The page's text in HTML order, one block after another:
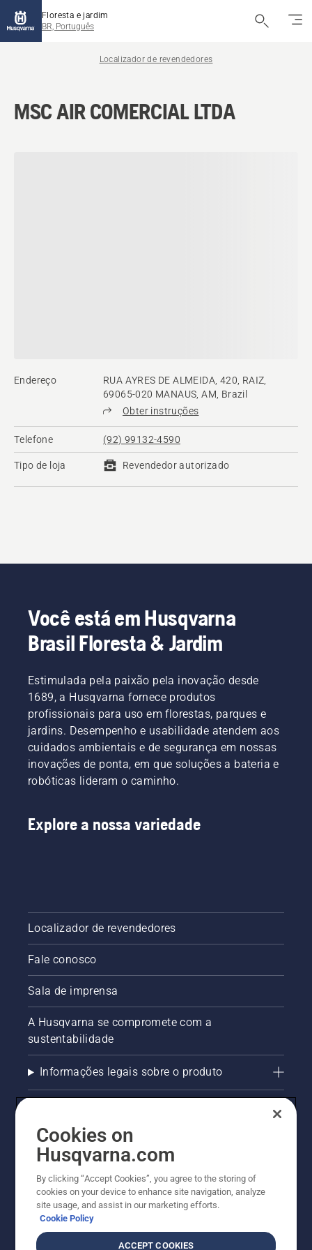
Floresta e jardim
BR, Português
Localizador de revendedores
MSC AIR COMERCIAL LTDA
Endereço
RUA AYRES DE ALMEIDA, 420, RAIZ,
69065-020 MANAUS, AM, Brazil
Obter instruções
Telefone (92) 99132-4590
Tipo de loja Revendedor autorizado
Você está em Husqvarna
Brasil Floresta & Jardim
Estimulada pela paixão pela inovação desde
1689, a Husqvarna fornece produtos
profissionais para uso em florestas, parques e
jardins. Desempenho e usabilidade atendem aos
cuidados ambientais e de segurança em nossas
inovações de ponta, em que soluções a bateria e
robóticas lideram o caminho.
Explore a nossa variedade
Localizador de revendedores
Fale conosco
Sala de imprensa
A Husqvarna se compromete com a
sustentabilidade
Informações legais sobre o produto
Outros sites Husqvarna
Trabalhe Conosco
Cookies on
Husqvarna.com
By clicking “Accept Cookies”, you agree to the storing of
cookies on your device to enhance site navigation, analyze
site usage, and assist in our marketing efforts.
Cookie Policy
ACCEPT COOKIES